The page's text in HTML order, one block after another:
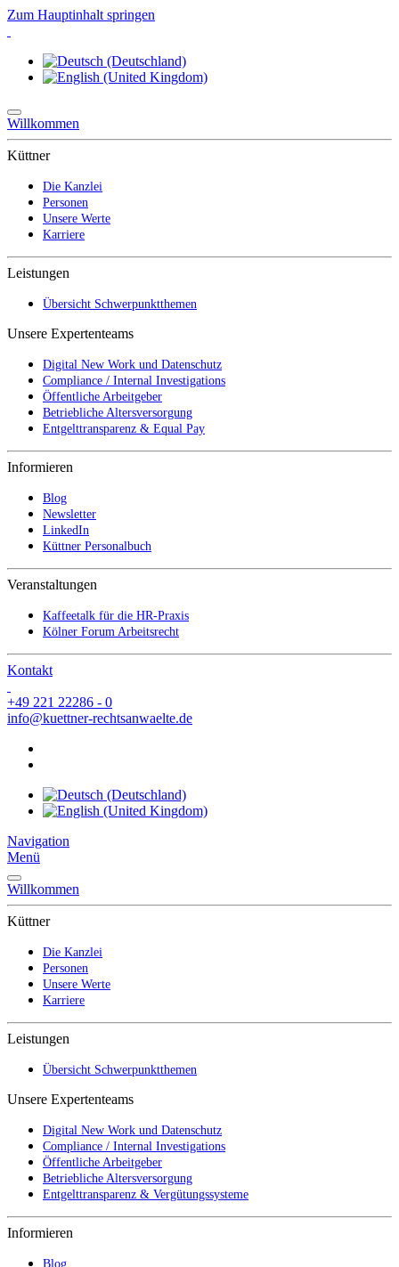
Zum Hauptinhalt springen
Willkommen
Küttner
Die Kanzlei
Personen
Unsere Werte
Karriere
Leistungen
Übersicht Schwerpunktthemen
Unsere Expertenteams
Digital New Work und Datenschutz
Compliance / Internal Investigations
Öffentliche Arbeitgeber
Betriebliche Altersversorgung
Entgelttransparenz & Equal Pay
Informieren
Blog
Newsletter
LinkedIn
Küttner Personalbuch
Veranstaltungen
Kaffeetalk für die HR-Praxis
Kölner Forum Arbeitsrecht
Kontakt
+49 221 22286 - 0
info@kuettner-rechtsanwaelte.de
Navigation
Menü
Willkommen
Küttner
Die Kanzlei
Personen
Unsere Werte
Karriere
Leistungen
Übersicht Schwerpunktthemen
Unsere Expertenteams
Digital New Work und Datenschutz
Compliance / Internal Investigations
Öffentliche Arbeitgeber
Betriebliche Altersversorgung
Entgelttransparenz & Vergütungssysteme
Informieren
Blog